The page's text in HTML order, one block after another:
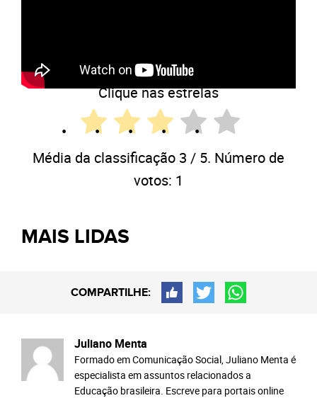
O que você achou disso?
Clique nas estrelas
Média da classificação 3 / 5. Número de
votos: 1
MAIS LIDAS
COMPARTILHE:
Juliano Menta
Formado em Comunicação Social, Juliano Menta é
especialista em assuntos relacionados a
Educação brasileira. Escreve para portais online